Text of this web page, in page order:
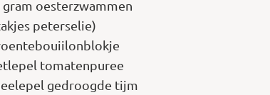
gram oesterzwammen
peterselie)
tomatenpuree
gedroogde tijm